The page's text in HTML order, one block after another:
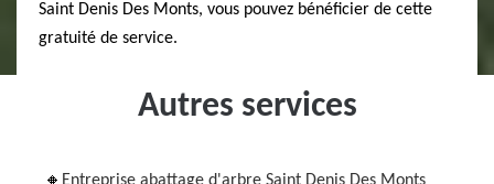
Saint Denis Des Monts, vous pouvez bénéficier de cette
gratuité de service.
Autres services